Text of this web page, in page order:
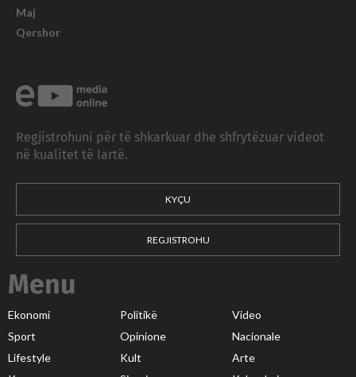
Maj
Qershor
Regjistrohuni për të shkarkuar dhe shfrytëzuar videot
në kualitet të lartë.
KYÇU
REGJISTROHU
Menu
Ekonomi Politikë
Video
Sport
Opinione
Nacionale
Lifestyle
Kult
Arte